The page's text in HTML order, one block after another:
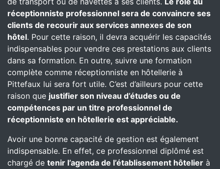
réceptionniste professionnel sera de convaincre ses
clients de recourir aux services annexes de son
hôtel. Pour cette raison, il devra acquérir les capacités
indispensables pour vendre ces prestations aux clients
dans sa formation. En outre, suivre une formation
complète comme réceptionniste en hôtellerie à
Pittefaux lui sera fort utile. C’est d’ailleurs pour cette
raison que justifier son niveau d’études ou de
compétences par un titre professionnel de
réceptionniste en hôtellerie est appréciable.
Avoir une bonne capacité de gestion est également
indispensable. En effet, ce professionnel diplômé est
chargé de tenir l’agenda de l’établissement hôtelier à